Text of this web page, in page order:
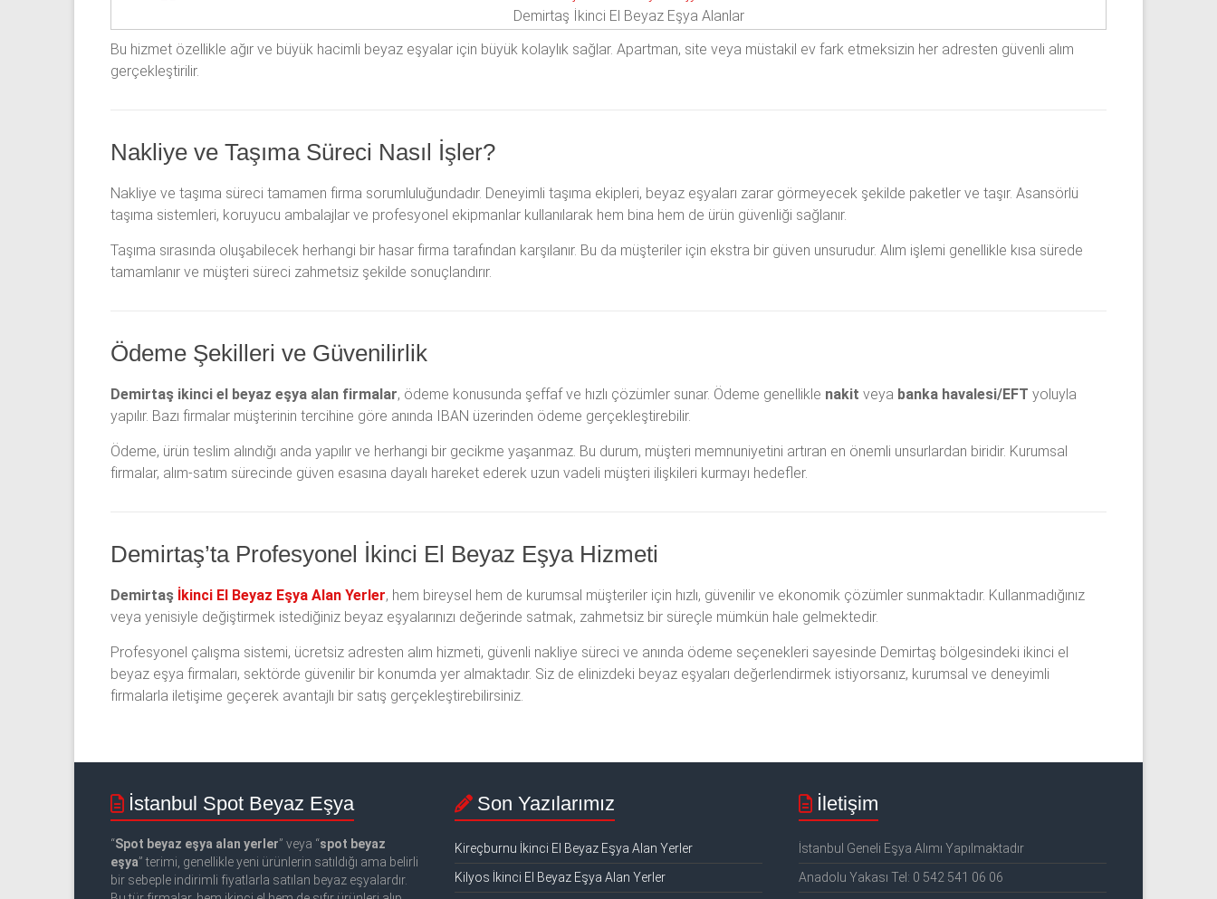
Demirtaş İkinci El Beyaz Eşya Alanlar
Bu hizmet özellikle ağır ve büyük hacimli beyaz eşyalar için büyük kolaylık sağlar. Apartman, site veya müstakil ev fark etmeksizin her adresten güvenli alım
gerçekleştirilir.
Nakliye ve Taşıma Süreci Nasıl İşler?
Nakliye ve taşıma süreci tamamen firma sorumluluğundadır. Deneyimli taşıma ekipleri, beyaz eşyaları zarar görmeyecek şekilde paketler ve taşır. Asansörlü
taşıma sistemleri, koruyucu ambalajlar ve profesyonel ekipmanlar kullanılarak hem bina hem de ürün güvenliği sağlanır.
Taşıma sırasında oluşabilecek herhangi bir hasar firma tarafından karşılanır. Bu da müşteriler için ekstra bir güven unsurudur. Alım işlemi genellikle kısa sürede
tamamlanır ve müşteri süreci zahmetsiz şekilde sonuçlandırır.
Ödeme Şekilleri ve Güvenilirlik
Demirtaş ikinci el beyaz eşya alan firmalar, ödeme konusunda şeffaf ve hızlı çözümler sunar. Ödeme genellikle nakit veya banka havalesi/EFT yoluyla
yapılır. Bazı firmalar müşterinin tercihine göre anında IBAN üzerinden ödeme gerçekleştirebilir.
Ödeme, ürün teslim alındığı anda yapılır ve herhangi bir gecikme yaşanmaz. Bu durum, müşteri memnuniyetini artıran en önemli unsurlardan biridir. Kurumsal
firmalar, alım-satım sürecinde güven esasına dayalı hareket ederek uzun vadeli müşteri ilişkileri kurmayı hedefler.
Demirtaş’ta Profesyonel İkinci El Beyaz Eşya Hizmeti
Demirtaş İkinci El Beyaz Eşya Alan Yerler, hem bireysel hem de kurumsal müşteriler için hızlı, güvenilir ve ekonomik çözümler sunmaktadır. Kullanmadığınız
veya yenisiyle değiştirmek istediğiniz beyaz eşyalarınızı değerinde satmak, zahmetsiz bir süreçle mümkün hale gelmektedir.
Profesyonel çalışma sistemi, ücretsiz adresten alım hizmeti, güvenli nakliye süreci ve anında ödeme seçenekleri sayesinde Demirtaş bölgesindeki ikinci el
beyaz eşya firmaları, sektörde güvenilir bir konumda yer almaktadır. Siz de elinizdeki beyaz eşyaları değerlendirmek istiyorsanız, kurumsal ve deneyimli
firmalarla iletişime geçerek avantajlı bir satış gerçekleştirebilirsiniz.
İstanbul Spot Beyaz Eşya
“Spot beyaz eşya alan yerler” veya “spot beyaz
eşya” terimi, genellikle yeni ürünlerin satıldığı ama belirli
bir sebeple indirimli fiyatlarla satılan beyaz eşyalardır.
Son Yazılarımız
Kireçburnu İkinci El Beyaz Eşya Alan Yerler
Kilyos İkinci El Beyaz Eşya Alan Yerler
İletişim
İstanbul Geneli Eşya Alımı Yapılmaktadır
Anadolu Yakası Tel: 0 542 541 06 06